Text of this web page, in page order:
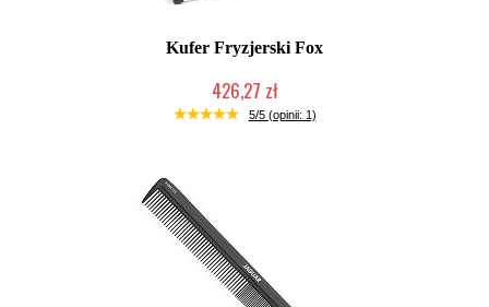
Kufer Fryzjerski Fox
426,27 zł
Mała ilość (wysyłka w 24h)
5/5 (opinii: 1)